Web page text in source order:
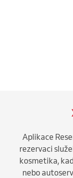
Aplikace
rezervaci
kosmetika,
nebo